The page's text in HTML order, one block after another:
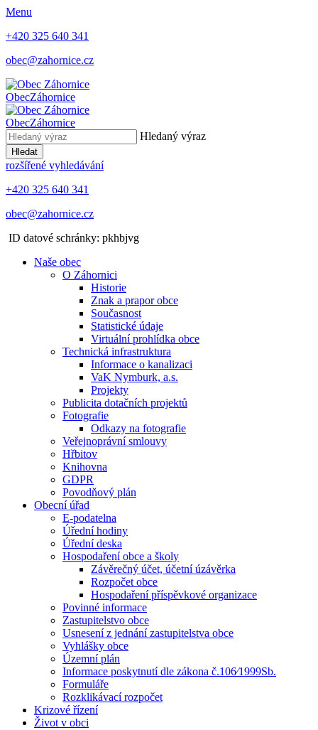
Menu
+420 325 640 341
obec@zahornice.cz
ObecZáhornice
ObecZáhornice
Hledaný výraz
Hledat
rozšířené vyhledávání
+420 325 640 341
obec@zahornice.cz
ID datové schránky: pkhbjvg
Naše obec
O Záhornici
Historie
Znak a prapor obce
Současnost
Statistické údaje
Virtuální prohlídka obce
Technická infrastruktura
Informace o kanalizaci
VaK Nymburk, a.s.
Projekty
Publicita dotačních projektů
Fotografie
Odkazy na fotografie
Veřejnoprávní smlouvy
Hřbitov
Knihovna
GDPR
Povodňový plán
Obecní úřad
E-podatelna
Úřední hodiny
Úřední deska
Hospodaření obce a školy
Závěrečný účet, účetní úzávěrka
Rozpočet obce
Hospodaření příspěvkové organizace
Povinné informace
Zastupitelstvo obce
Usnesení z jednání zastupitelstva obce
Vyhlášky obce
Územní plán
Informace poskytnutí dle zákona č.106⁄1999Sb.
Formuláře
Rozklikávací rozpočet
Krizové řízení
Život v obci